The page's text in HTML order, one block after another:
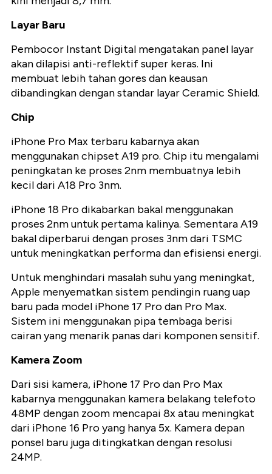
Layar Baru
Pembocor Instant Digital mengatakan panel layar
akan dilapisi anti-reflektif super keras. Ini
membuat lebih tahan gores dan keausan
dibandingkan dengan standar layar Ceramic Shield.
Chip
iPhone Pro Max terbaru kabarnya akan
menggunakan chipset A19 pro. Chip itu mengalami
peningkatan ke proses 2nm membuatnya lebih
kecil dari A18 Pro 3nm.
iPhone 18 Pro dikabarkan bakal menggunakan
proses 2nm untuk pertama kalinya. Sementara A19
bakal diperbarui dengan proses 3nm dari TSMC
untuk meningkatkan performa dan efisiensi energi.
Untuk menghindari masalah suhu yang meningkat,
Apple menyematkan sistem pendingin ruang uap
baru pada model iPhone 17 Pro dan Pro Max.
Sistem ini menggunakan pipa tembaga berisi
cairan yang menarik panas dari komponen sensitif.
Kamera Zoom
Dari sisi kamera, iPhone 17 Pro dan Pro Max
kabarnya menggunakan kamera belakang telefoto
48MP dengan zoom mencapai 8x atau meningkat
dari iPhone 16 Pro yang hanya 5x. Kamera depan
ponsel baru juga ditingkatkan dengan resolusi
24MP.